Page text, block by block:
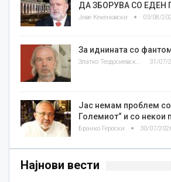
ДА ЗБОРУВА СО ЕДЕН
Јове Кекеновски 03/08/
За иднината со
Златко Теодосиевски 31/07/
Јас немам проблем
Големиот“ и со некои
Бранко Героски 30/07/
Најнови вести